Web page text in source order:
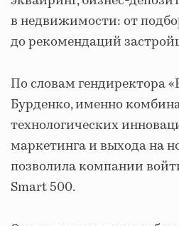
в недвижимости: от
до рекомендаций
По словам гендиректора
Бурденко, именно
технологических
маркетинга и выхода на
позволила компании
Smart 500.